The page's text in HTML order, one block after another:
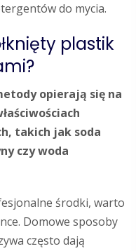
do mycia.
plastik
opierają się na
takich jak soda
czy woda
środki, warto
Domowe sposoby
często dają